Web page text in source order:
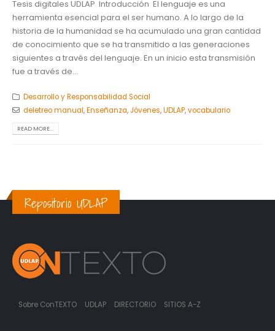
Tesis digitales UDLAP Introducción El lenguaje es una
herramienta esencial para el ser humano. A lo largo de la
historia de la humanidad se ha acumulado una gran cantidad
de conocimiento que se ha transmitido a las generaciones
siguientes a través del lenguaje. En un inicio esta transmisión
fue a través de...
Desarrollo y Responsabilidad Social
deletreo manual,Enseñanza, Jóvenes,UDLAP,vocabulario
READ MORE...
Repositorio UDLAP
Sobre ConTEXTO UDLAP DIRECTORIO SITIOS A-Z